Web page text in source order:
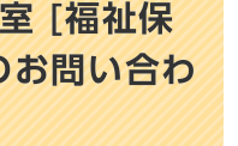
[福祉保
お問い合わ